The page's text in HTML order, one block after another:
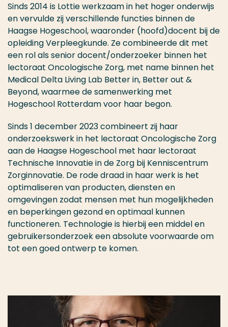
Sinds 2014 is Lottie werkzaam in het hoger onderwijs
en vervulde zij verschillende functies binnen de
Haagse Hogeschool, waaronder (hoofd)docent bij de
opleiding Verpleegkunde. Ze combineerde dit met
een rol als senior docent/onderzoeker binnen het
lectoraat Oncologische Zorg, met name binnen het
Medical Delta Living Lab Better in, Better out &
Beyond, waarmee de samenwerking met
Hogeschool Rotterdam voor haar begon.​
Sinds 1 december 2023 combineert zij haar
onderzoekswerk in het lectoraat Oncologische Zorg
aan de Haagse Hogeschool met haar lectoraat
Technische Innovatie in de Zorg bij Kenniscentrum
Zorginnovatie. De rode draad in haar werk is het
optimaliseren van producten, diensten en
omgevingen zodat mensen met hun mogelijkheden
en beperkingen gezond en optimaal kunnen
functioneren. Technologie is hierbij een middel en
gebruikersonderzoek een absolute voorwaarde om
tot een goed ontwerp te komen.​